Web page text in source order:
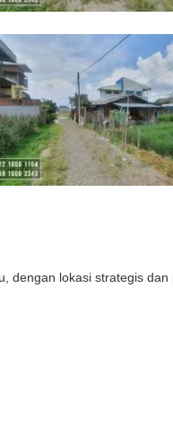
dengan lokasi strategis